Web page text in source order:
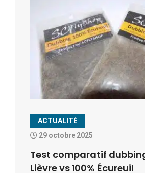
ACTUALITÉ
29 octobre 2025
Test comparatif
Lièvre vs 100% Écureuil